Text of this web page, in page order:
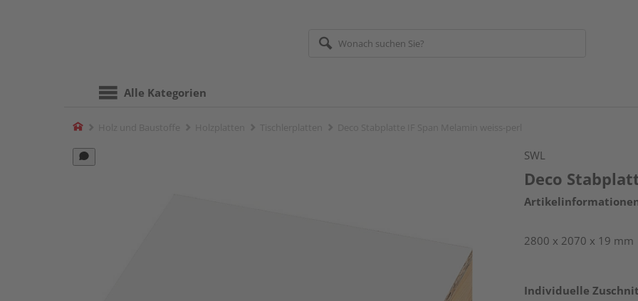
Alle Kategorien
Home
SWL
Deco
2800 x 2070 x 19 mm
Individuelle